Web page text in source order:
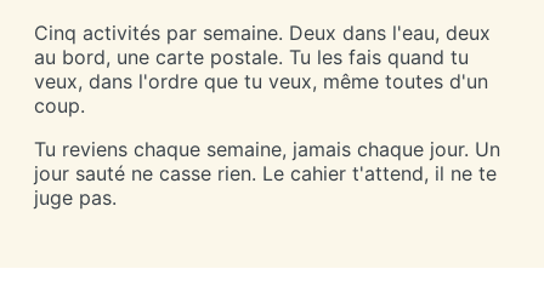
Cinq activités par semaine. Deux dans l'eau, deux
au bord, une carte postale. Tu les fais quand tu
veux, dans l'ordre que tu veux, même toutes d'un
coup.
Tu reviens chaque semaine, jamais chaque jour. Un
jour sauté ne casse rien. Le cahier t'attend, il ne te
juge pas.